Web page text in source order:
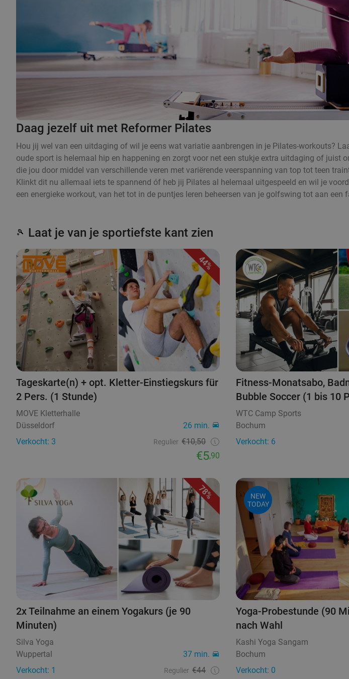
Daag jezelf uit met Reformer Pilates
Hou jij wel van een uitdaging of wil je eens wat variatie aanbrengen in je Pilates-workouts?
oude sport is helemaal hip en happening en zorgt voor net een stukje extra uitdaging of juist
die jou door middel van verschillende veren met variërende veerspanning van top tot teen
Klinkt dit nu allemaal iets te spannend óf heb jij Pilates al helemaal uitgespeeld en wil je
een energieke workout, van het tot in de puntjes leren beheersen van je golfswing tot aan een
🎾 Laat je van je sportiefste kant zien
44%
Tageskarte(n) + opt. Kletter-Einstiegskurs für
2 Pers. (1 Stunde)
MOVE Kletterhalle
Düsseldorf
26 min.
Verkocht: 3
Regulier €10,50
€5,90
Fitness-Monatsabo,
Bubble Soccer (1 bis 10
WTC Camp Sports
Bochum
Verkocht: 6
78%
2x Teilnahme an einem Yogakurs (je 90
Minuten)
Silva Yoga
Wuppertal
37 min.
Verkocht: 1
Regulier €44
NEW
TODAY
Yoga-Probestunde (90
nach Wahl
Kashi Yoga Sangam
Bochum
Verkocht: 0